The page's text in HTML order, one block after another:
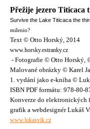
Přežije jezero Titicaca
Survive the Lake Titicaca the
milenio?
Text © Otto Horský, 2014
www.horsky.estranky.cz
- Fotografie © Otto Horský,
Malované obrázky © Karel
1. vydání jako e-kniha ©
ISBN PDF formátu: 978-80-
Konverze do elektronických
grafik a webdesignér Lukáš
www.lukasvik.cz